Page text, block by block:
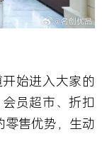
始进入大家的
员超市、折扣
零售优势，生动